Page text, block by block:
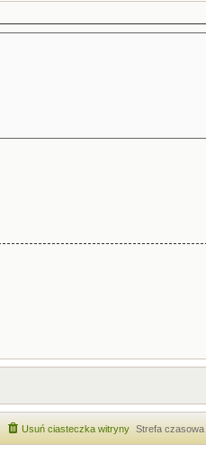
Strefa czasowa
Usuń ciasteczka witryny